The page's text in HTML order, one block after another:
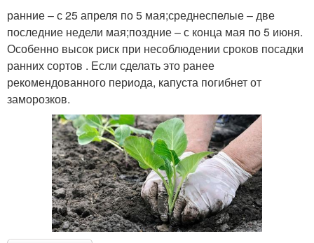
ранние – с 25 апреля по 5 мая;среднеспелые – две
последние недели мая;поздние – с конца мая по 5 июня.
Особенно высок риск при несоблюдении сроков посадки
ранних сортов . Если сделать это ранее
рекомендованного периода, капуста погибнет от
заморозков.